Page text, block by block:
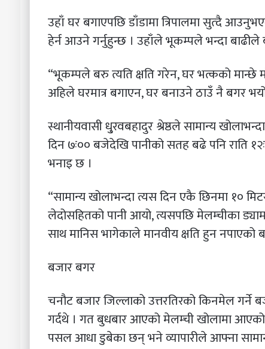
उहाँ घर बगाएपछि डाँडामा त्रिपालमा सुत्दै
हेर्न आउने गर्नुहुन्छ । उहाँले भूकम्पले भन्दा बाढीले
“भूकम्पले बरु त्यति क्षति गरेन, घर भत्कको
अहिले घरमात्र बगाएन, घर बनाउने ठाउँ नै बगर
स्थानीयवासी धु्रवबहादुर श्रेष्ठले सामान्य
दिन ७ः०० बजेदेखि पानीको सतह बढे पनि राति
भनाइ छ ।
“सामान्य खोलाभन्दा त्यस दिन एकै छिनमा १०
लेदोसहितको पानी आयो, त्यसपछि मेलम्चीका
साथ मानिस भागेकाले मानवीय क्षति हुन नपाएको
बजार बगर
चनौट बजार जिल्लाको उत्तरतिरको किनमेल गर्ने
गर्दथे । गत बुधबार आएको मेलम्ची खोलामा
पसल आधा डुबेका छन् भने व्यापारीले आफ्ना